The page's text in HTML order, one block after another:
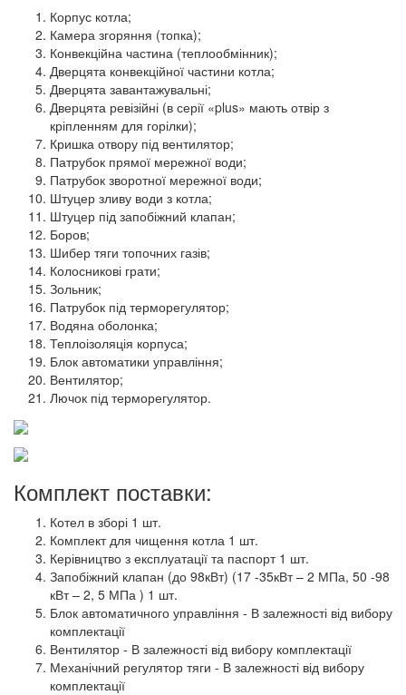
Корпус котла;
Камера згоряння (топка);
Конвекційна частина (теплообмінник);
Дверцята конвекційної частини котла;
Дверцята завантажувальні;
Дверцята ревізійні (в серії «plus» мають отвір з
кріпленням для горілки);
Кришка отвору під вентилятор;
Патрубок прямої мережної води;
Патрубок зворотної мережної води;
Штуцер зливу води з котла;
Штуцер під запобіжний клапан;
Боров;
Шибер тяги топочних газів;
Колосникові грати;
Зольник;
Патрубок під терморегулятор;
Водяна оболонка;
Теплоізоляція корпуса;
Блок автоматики управління;
Вентилятор;
Лючок під терморегулятор.
Комплект поставки:
Котел в зборі 1 шт.
Комплект для чищення котла 1 шт.
Керівництво з експлуатації та паспорт 1 шт.
Запобіжний клапан (до 98кВт) (17 -35кВт – 2 МПа, 50 -98
кВт – 2, 5 МПа ) 1 шт.
Блок автоматичного управління - В залежності від вибору
комплектації
Вентилятор - В залежності від вибору комплектації
Механічний регулятор тяги - В залежності від вибору
комплектації